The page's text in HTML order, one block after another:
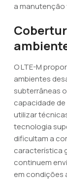
a manutenção
O LTE-M
ambientes
subterrâneas
capacidade
utilizar
tecnologia
dificultam a
característica
continuem
em condições